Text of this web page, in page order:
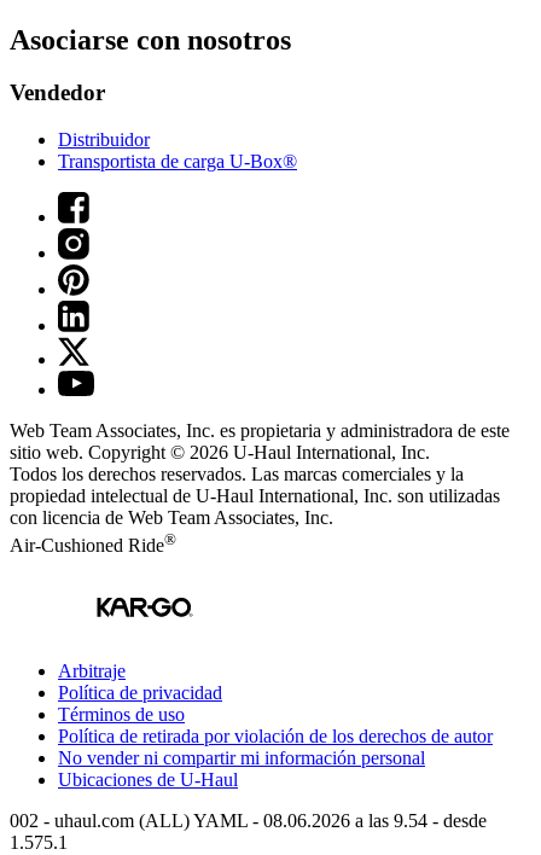
Asociarse con nosotros
Vendedor
Distribuidor
Transportista de carga U-Box®
Web Team Associates, Inc. es propietaria y administradora de este
sitio web. Copyright © 2026 U-Haul International, Inc.
Todos los derechos reservados. Las marcas comerciales y la
propiedad intelectual de U-Haul International, Inc. son utilizadas
con licencia de Web Team Associates, Inc.
Air-Cushioned Ride®
Arbitraje
Política de privacidad
Términos de uso
Política de retirada por violación de los derechos de autor
No vender ni compartir mi información personal
Ubicaciones de U-Haul
002 - uhaul.com (ALL) YAML - 08.06.2026 a las 9.54 - desde
1.575.1